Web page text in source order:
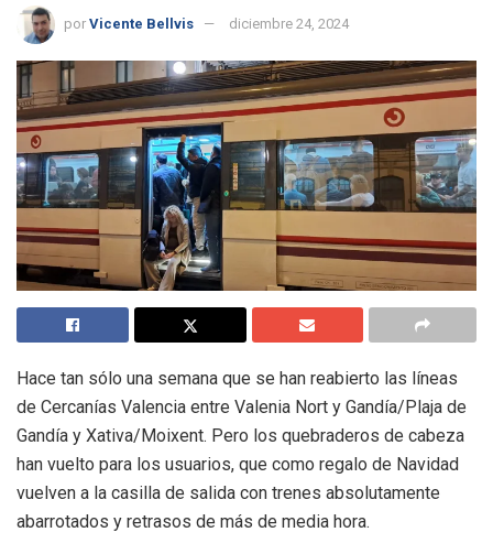
por Vicente Bellvis diciembre 24, 2024
Hace tan sólo una semana que se han reabierto las líneas
de Cercanías Valencia entre Valenia Nort y Gandía/Plaja de
Gandía y Xativa/Moixent. Pero los quebraderos de cabeza
han vuelto para los usuarios, que como regalo de Navidad
vuelven a la casilla de salida con trenes absolutamente
abarrotados y retrasos de más de media hora.